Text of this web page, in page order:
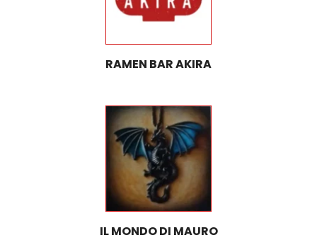
RAMEN BAR AKIRA
IL MONDO DI MAURO